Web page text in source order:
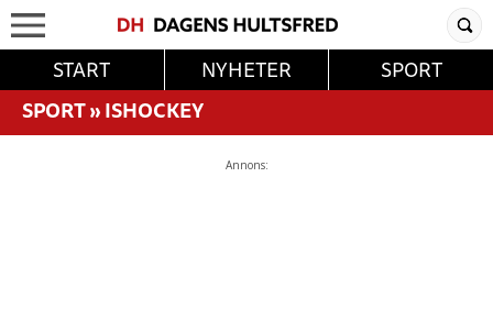
START NYHETER
SPORT
SPORT»ISHOCKEY
Annons: